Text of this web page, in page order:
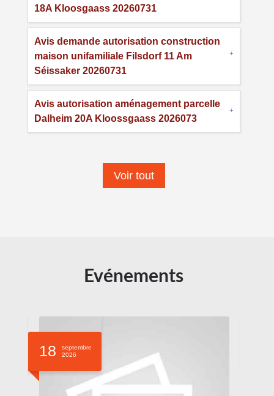
18A Kloosgaass 20260731
Avis demande autorisation construction
maison unifamiliale Filsdorf 11 Am
Séissaker 20260731
Avis autorisation aménagement parcelle
Dalheim 20A Kloossgaass 2026073
Voir tout
Evénements
18
septembre
2026